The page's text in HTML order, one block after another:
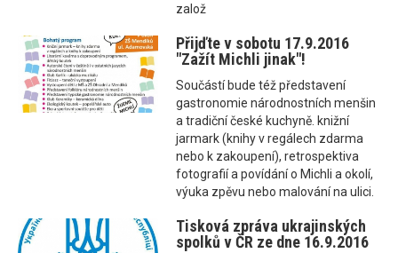
založ
Přijďte v sobotu 17.9.2016
"Zažít Michli jinak"!
Součástí bude též představení
gastronomie národnostních menšin
a tradiční české kuchyně. knižní
jarmark (knihy v regálech zdarma
nebo k zakoupení), retrospektiva
fotografií a povídání o Michli a okolí,
výuka zpěvu nebo malování na ulici.
Tisková zpráva ukrajinských
spolků v ČR ze dne 16.9.2016